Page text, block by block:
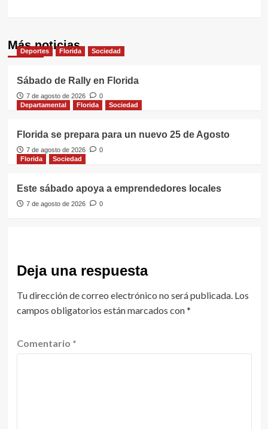
Más noticias
Deportes Florida Sociedad
Sábado de Rally en Florida
7 de agosto de 2026
0
Departamental
Florida Sociedad
Florida se prepara para un nuevo 25 de Agosto
7 de agosto de 2026
0
Florida
Sociedad
Este sábado apoya a emprendedores locales
7 de agosto de 2026 0
Deja una respuesta
Tu dirección de correo electrónico no será publicada. Los
campos obligatorios están marcados con*
Comentario *